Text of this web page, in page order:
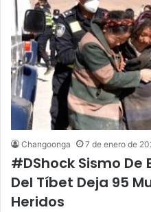
Changoonga 7 de enero de
#DShock Sismo De
Del Tíbet Deja 95
Heridos